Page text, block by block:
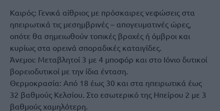
Καιρός: Γενικά αίθριος με πρόσκαιρες νεφώσεις στα
ηπειρωτικά τις μεσημβρινές – απογευματινές ώρες,
οπότε θα σημειωθούν τοπικές βροχές ή όμβροι και
κυρίως στα ορεινά σποραδικές καταιγίδες.
Άνεμοι: Μεταβλητοί 3 με 4 μποφόρ και στο Ιόνιο δυτικοί
βορειοδυτικοί με την ίδια ένταση.
Θερμοκρασία: Από 18 έως 30 και στα ηπειρωτικά έως
32 βαθμούς Κελσίου. Στο εσωτερικό της Ηπείρου 2 με 3
βαθμούς χαμηλότερη.